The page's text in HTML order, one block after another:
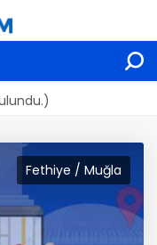
Fethiye / Muğla